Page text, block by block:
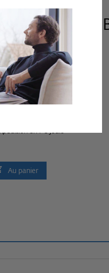
MIDI HY
en 1-3 jours
Au panier